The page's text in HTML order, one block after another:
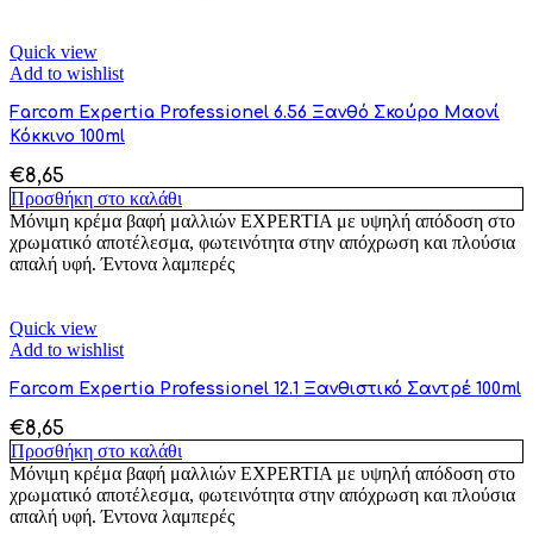
Quick view
Add to wishlist
Farcom Expertia Professionel 6.56 Ξανθό Σκούρο Μαονί
Κόκκινο 100ml
€8,65
Προσθήκη στο καλάθι
Μόνιμη κρέμα βαφή μαλλιών EXPERTIA με υψηλή απόδοση στο
χρωματικό αποτέλεσμα, φωτεινότητα στην απόχρωση και πλούσια
απαλή υφή. Έντονα λαμπερές
Quick view
Add to wishlist
Farcom Expertia Professionel 12.1 Ξανθιστικό Σαντρέ 100ml
€8,65
Προσθήκη στο καλάθι
Μόνιμη κρέμα βαφή μαλλιών EXPERTIA με υψηλή απόδοση στο
χρωματικό αποτέλεσμα, φωτεινότητα στην απόχρωση και πλούσια
απαλή υφή. Έντονα λαμπερές